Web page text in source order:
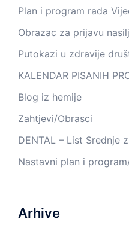
Plan i program rada
Obrazac za prijavu
Putokazi u zdravije
KALENDAR PISANIH
Blog iz hemije
Zahtjevi/Obrasci
DENTAL – List Srednje
Nastavni plan i
Arhive